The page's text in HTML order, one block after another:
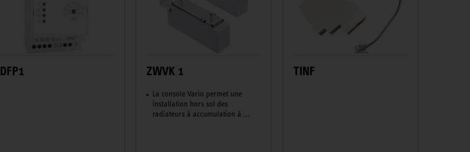
DFP1 ZWVK 1
La console Vario permet une
installation hors sol des
radiateurs à accumulation à ...
TINF